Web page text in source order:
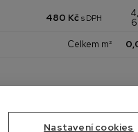
480 Kč s DPH
Celkem m²
Nastavení cookies